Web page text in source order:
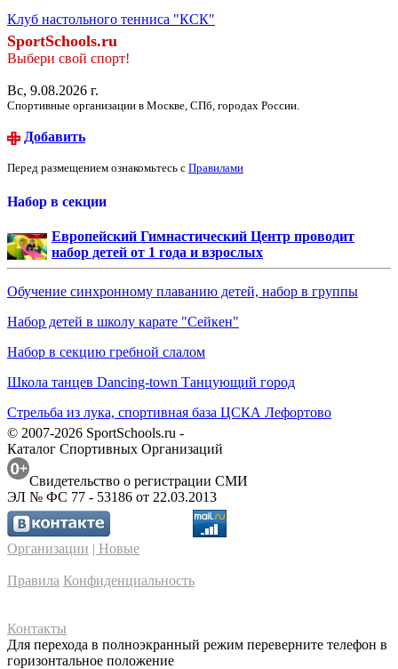
Клуб настольного тенниса "КСК"
SportSchools.ru
Выбери свой спорт!
Вс, 9.08.2026 г.
Спортивные организации в Москве, СПб, городах России.
Добавить
Перед размещением ознакомьтесь с Правилами
Набор в секции
Европейский Гимнастический Центр проводит
набор детей от 1 года и взрослых
Обучение синхронному плаванию детей, набор в группы
Набор детей в школу карате "Сейкен"
Набор в секцию гребной слалом
Школа танцев Dancing-town Танцующий город
Стрельба из лука, спортивная база ЦСКА Лефортово
© 2007-2026 SportSchools.ru -
Каталог Спортивных Организаций
Свидетельство о регистрации СМИ
ЭЛ № ФС 77 - 53186 от 22.03.2013
Организации | Новые
Правила Конфиденциальность
Контакты
Для перехода в полноэкранный режим переверните телефон в
горизонтальное положение